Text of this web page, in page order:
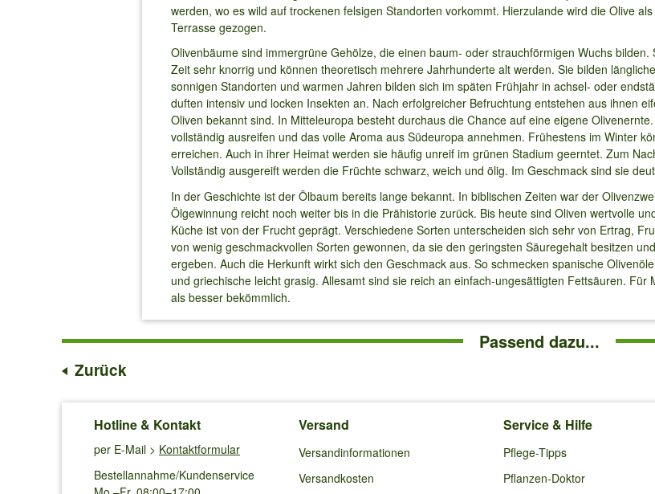
werden, wo es wild auf trockenen felsigen Standorten vorkommt. Hierzulande wird die Olive
Terrasse gezogen.
Olivenbäume sind immergrüne Gehölze, die einen baum- oder strauchförmigen Wuchs
Zeit sehr knorrig und können theoretisch mehrere Jahrhunderte alt werden. Sie bilden
sonnigen Standorten und warmen Jahren bilden sich im späten Frühjahr in achsel- oder
duften intensiv und locken Insekten an. Nach erfolgreicher Befruchtung entstehen aus ihnen
Oliven bekannt sind. In Mitteleuropa besteht durchaus die Chance auf eine eigene
vollständig ausreifen und das volle Aroma aus Südeuropa annehmen. Frühestens im Winter
erreichen. Auch in ihrer Heimat werden sie häufig unreif im grünen Stadium geerntet. Zum
Vollständig ausgereift werden die Früchte schwarz, weich und ölig. Im Geschmack sind sie
In der Geschichte ist der Ölbaum bereits lange bekannt. In biblischen Zeiten war der
Ölgewinnung reicht noch weiter bis in die Prähistorie zurück. Bis heute sind Oliven wertvolle
Küche ist von der Frucht geprägt. Verschiedene Sorten unterscheiden sich sehr von Ertrag,
von wenig geschmackvollen Sorten gewonnen, da sie den geringsten Säuregehalt besitzen
ergeben. Auch die Herkunft wirkt sich den Geschmack aus. So schmecken spanische
und griechische leicht grasig. Allesamt sind sie reich an einfach-ungesättigten Fettsäuren.
als besser bekömmlich.
Passend dazu...
Zurück
Hotline & Kontakt
per E-Mail > Kontaktformular
Bestellannahme/Kundenservice
Versand
Versandinformationen
Versandkosten
Service & Hilfe
Pflege-Tipps
Pflanzen-Doktor